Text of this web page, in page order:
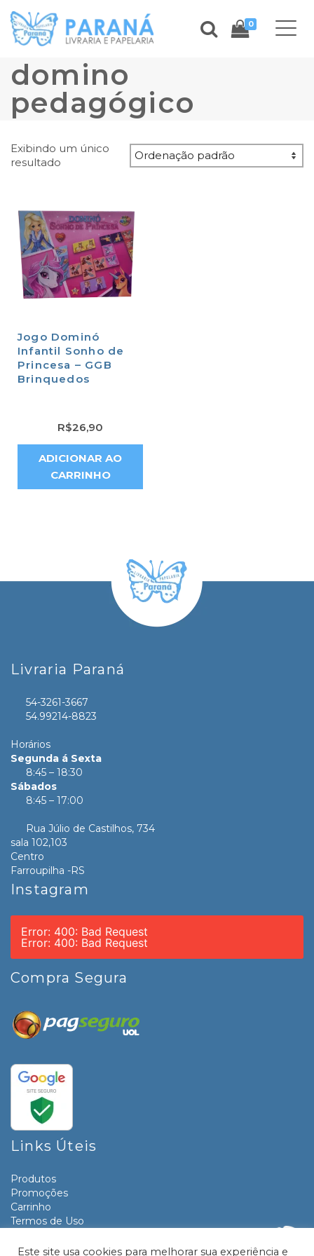
0
domino
pedagógico
Exibindo um único
resultado
Jogo Dominó
Infantil Sonho de
Princesa – GGB
Brinquedos
R$26,90
ADICIONAR AO
CARRINHO
Livraria Paraná
54-3261-3667
54.99214-8823
Horários
Segunda á Sexta
8:45 – 18:30
Sábados
8:45 – 17:00
Rua Júlio de Castilhos, 734
sala 102,103
Centro
Farroupilha -RS
Instagram
Error: 400: Bad Request
Error: 400: Bad Request
Compra Segura
Links Úteis
Produtos
Promoções
Carrinho
Termos de Uso
Contato
Este site usa cookies para melhorar sua experiência e